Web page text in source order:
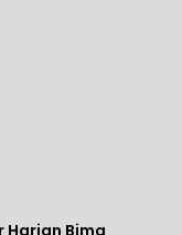
Bima